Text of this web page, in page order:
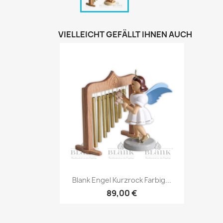
VIELLEICHT GEFÄLLT IHNEN AUCH
Vorschau
Blank Engel Kurzrock Farbig...
89,00 €